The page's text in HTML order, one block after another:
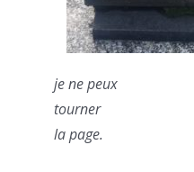
je ne peux
tourner
la page.